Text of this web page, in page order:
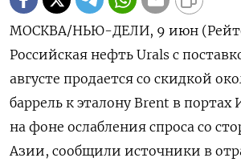
МОСКВА/НЬЮ-ДЕЛИ, 9 июн
Российская нефть Urals с
августе продается со скидкой
баррель к эталону Brent ‌в
на фоне ослабления спроса со
Азии, сообщили источники в